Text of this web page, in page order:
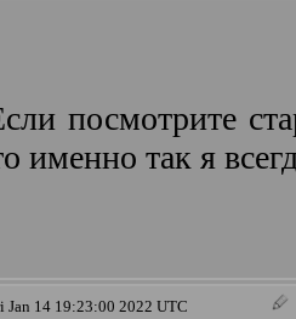
посмотрите
именно так я
Jan 14 19:23:00 2022 UTC